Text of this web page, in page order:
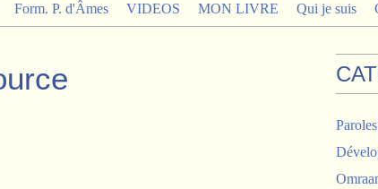
Form. P. d'Âmes VIDEOS MON LIVRE Qui je suis